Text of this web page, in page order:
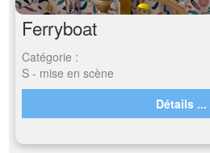
Ferryboat
Catégorie :
S - mise en scène
Détails ...